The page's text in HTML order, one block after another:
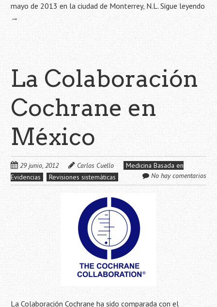
mayo de 2013 en la ciudad de Monterrey, N.L.Sigue leyendo
→
La Colaboración
Cochrane en
México
29 junio, 2012 Carlos Cuello
Medicina Basada en
Evidencias
Revisiones sistemáticas No hay comentarios
La Colaboración Cochrane ha sido comparada con el